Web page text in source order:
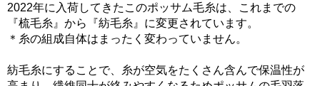
2022年に入荷してきたこのポッサム毛糸は、これまでの
『梳毛糸』から『紡毛糸』に変更されています。
＊糸の組成自体はまったく変わっていません。
紡毛糸にすることで、糸が空気をたくさん含んで保温性が